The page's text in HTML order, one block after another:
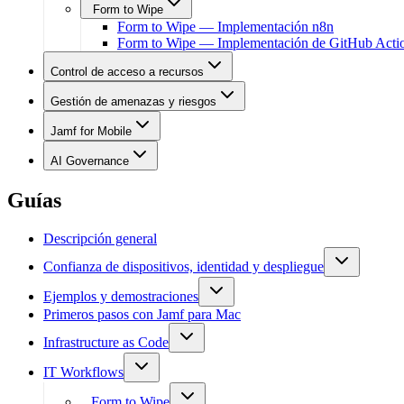
Form to Wipe
Form to Wipe — Implementación n8n
Form to Wipe — Implementación de GitHub
Control de acceso a recursos
Gestión de amenazas y riesgos
Jamf for Mobile
AI Governance
Guías
Descripción general
Confianza de dispositivos, identidad y despliegue
Ejemplos y demostraciones
Primeros pasos con Jamf para Mac
Infrastructure as Code
IT Workflows